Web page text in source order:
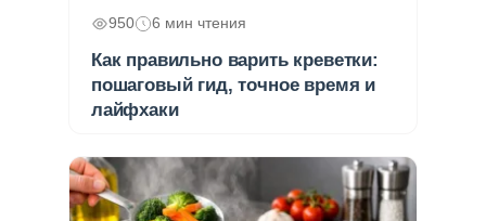
950 6 мин чтения
Как правильно варить креветки:
пошаговый гид, точное время и
лайфхаки